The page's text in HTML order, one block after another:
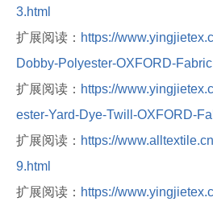
3.html
扩展阅读： https://
Dobby-Polyester-OXFORD-
扩展阅读： https://
ester-Yard-Dye-Twill-OXFORD-
扩展阅读： https://
9.html
扩展阅读： https://